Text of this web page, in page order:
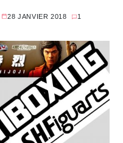
28 JANVIER 2018 1